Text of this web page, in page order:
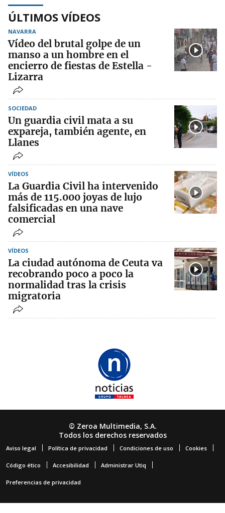
ÚLTIMOS VÍDEOS
NAVARRA
Vídeo del brutal golpe de un
manso a un hombre en el
encierro de fiestas de Estella -
Lizarra
SOCIEDAD
Un guardia civil mata a su
expareja, también agente, en
Llanes
VÍDEOS
La Guardia Civil ha intervenido
más de 115.000 joyas de lujo
falsificadas en una nave
comercial
VÍDEOS
La ciudad autónoma de Ceuta va
recobrando poco a poco la
normalidad tras la crisis
migratoria
© Zeroa Multimedia, S.A.
Todos los derechos reservados
Aviso legal Política de privacidad Condiciones de uso Cookies
Código ético Accesibilidad Administrar Utiq
Preferencias de privacidad